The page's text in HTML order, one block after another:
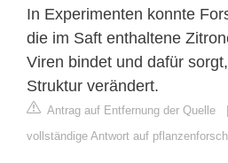
In Experimenten konnte
die im Saft enthaltene
Viren bindet und dafür
Struktur verändert.
Antrag auf Entfernung der Quelle
vollständige Antwort auf